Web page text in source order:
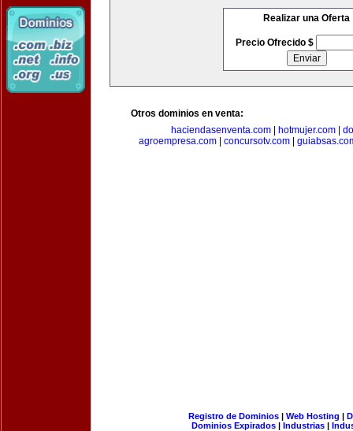
Realizar una Oferta
Precio Ofrecido $
Otros dominios en venta:
haciendasenventa.com| hotmujer.com|
agroempresa.com
concursotv.com
Registro de Dominios| Web Hosting |
Dominios Expirados | Industrias |